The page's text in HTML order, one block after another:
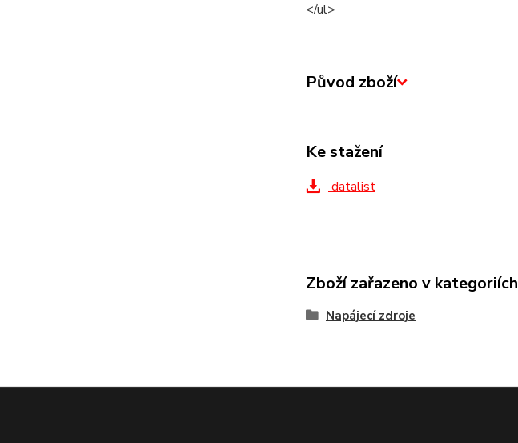
</ul>
Původ zboží
Ke stažení
datalist
Zboží zařazeno v kategoriích
Napájecí zdroje